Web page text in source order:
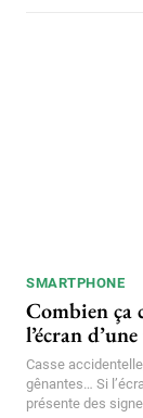
SMARTPHONE
Combien ça
l’écran
Casse
gênantes… Si
présente des